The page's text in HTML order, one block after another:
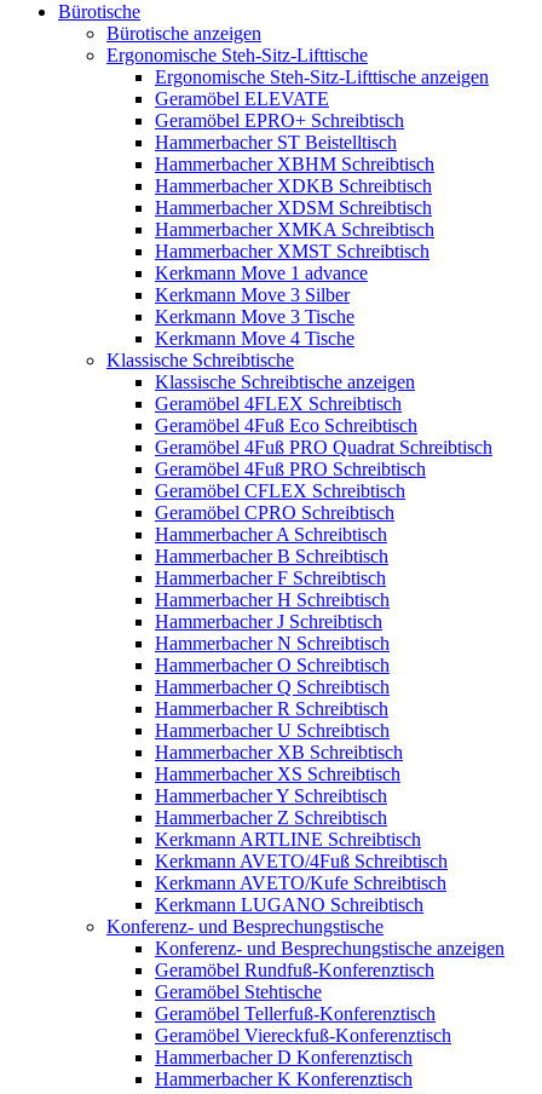
Bürotische
Bürotische anzeigen
Ergonomische Steh-Sitz-Lifttische
Ergonomische Steh-Sitz-Lifttische anzeigen
Geramöbel ELEVATE
Geramöbel EPRO+ Schreibtisch
Hammerbacher ST Beistelltisch
Hammerbacher XBHM Schreibtisch
Hammerbacher XDKB Schreibtisch
Hammerbacher XDSM Schreibtisch
Hammerbacher XMKA Schreibtisch
Hammerbacher XMST Schreibtisch
Kerkmann Move 1 advance
Kerkmann Move 3 Silber
Kerkmann Move 3 Tische
Kerkmann Move 4 Tische
Klassische Schreibtische
Klassische Schreibtische anzeigen
Geramöbel 4FLEX Schreibtisch
Geramöbel 4Fuß Eco Schreibtisch
Geramöbel 4Fuß PRO Quadrat Schreibtisch
Geramöbel 4Fuß PRO Schreibtisch
Geramöbel CFLEX Schreibtisch
Geramöbel CPRO Schreibtisch
Hammerbacher A Schreibtisch
Hammerbacher B Schreibtisch
Hammerbacher F Schreibtisch
Hammerbacher H Schreibtisch
Hammerbacher J Schreibtisch
Hammerbacher N Schreibtisch
Hammerbacher O Schreibtisch
Hammerbacher Q Schreibtisch
Hammerbacher R Schreibtisch
Hammerbacher U Schreibtisch
Hammerbacher XB Schreibtisch
Hammerbacher XS Schreibtisch
Hammerbacher Y Schreibtisch
Hammerbacher Z Schreibtisch
Kerkmann ARTLINE Schreibtisch
Kerkmann AVETO/4Fuß Schreibtisch
Kerkmann AVETO/Kufe Schreibtisch
Kerkmann LUGANO Schreibtisch
Konferenz- und Besprechungstische
Konferenz- und Besprechungstische anzeigen
Geramöbel Rundfuß-Konferenztisch
Geramöbel Stehtische
Geramöbel Tellerfuß-Konferenztisch
Geramöbel Viereckfuß-Konferenztisch
Hammerbacher D Konferenztisch
Hammerbacher K Konferenztisch